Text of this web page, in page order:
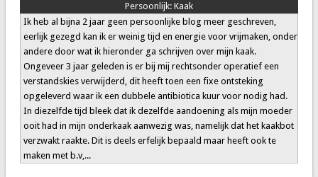
Persoonlijk: Kaak
Ik heb al bijna 2 jaar geen persoonlijke blog meer geschreven,
eerlijk gezegd kan ik er weinig tijd en energie voor vrijmaken, onder
andere door wat ik hieronder ga schrijven over mijn kaak.
Ongeveer 3 jaar geleden is er bij mij rechtsonder operatief een
verstandskies verwijderd, dit heeft toen een fixe ontsteking
opgeleverd waar ik een dubbele antibiotica kuur voor nodig had.
In diezelfde tijd bleek dat ik dezelfde aandoening als mijn moeder
ooit had in mijn onderkaak aanwezig was, namelijk dat het kaakbot
verzwakt raakte. Dit is deels erfelijk bepaald maar heeft ook te
maken met b.v,...